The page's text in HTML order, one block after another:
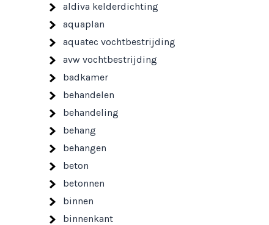
aldiva kelderdichting
aquaplan
aquatec vochtbestrijding
avw vochtbestrijding
badkamer
behandelen
behandeling
behang
behangen
beton
betonnen
binnen
binnenkant